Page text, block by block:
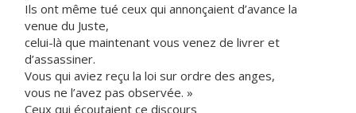
Ils ont même tué ceux qui annonçaient d’avance la
venue du Juste,
celui-là que maintenant vous venez de livrer et
d’assassiner.
Vous qui aviez reçu la loi sur ordre des anges,
vous ne l’avez pas observée. »
Ceux qui écoutaient ce discours